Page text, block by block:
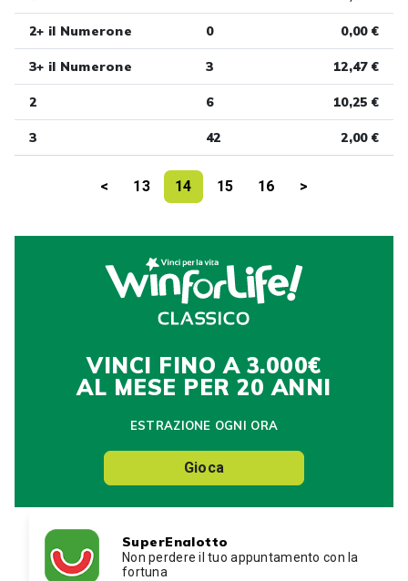
2+ il Numerone 0 0,00 €
3+ il Numerone 3 12,47 €
2 6 10,25 €
3 42 2,00 €
< 13 14 15 16 >
VINCI FINO A 3.000€
AL MESE PER 20 ANNI
ESTRAZIONE OGNI ORA
Gioca
SuperEnalotto
Non perdere il tuo appuntamento con la
fortuna